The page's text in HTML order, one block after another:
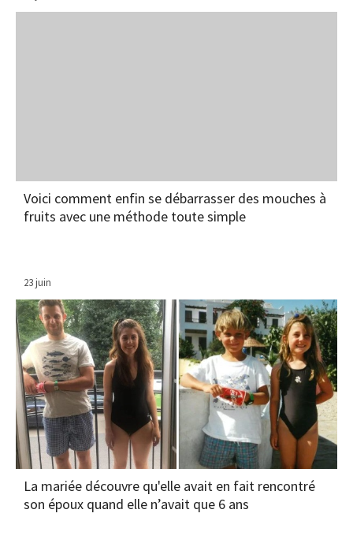
Voici comment enfin se débarrasser des mouches à
fruits avec une méthode toute simple
23 juin
La mariée découvre qu'elle avait en fait rencontré
son époux quand elle n’avait que 6 ans